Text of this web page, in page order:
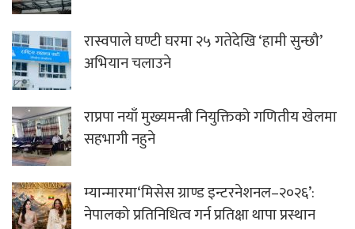
रास्वपाले घण्टी घरमा २५ गतेदेखि ‘हामी सुन्छौ’
अभियान चलाउने
राप्रपा नयाँ मुख्यमन्त्री नियुक्तिको गणितीय खेलमा
सहभागी नहुने
म्यान्मारमा‘मिसेस ग्राण्ड इन्टरनेशनल–२०२६’:
नेपालको प्रतिनिधित्व गर्न प्रतिक्षा थापा प्रस्थान